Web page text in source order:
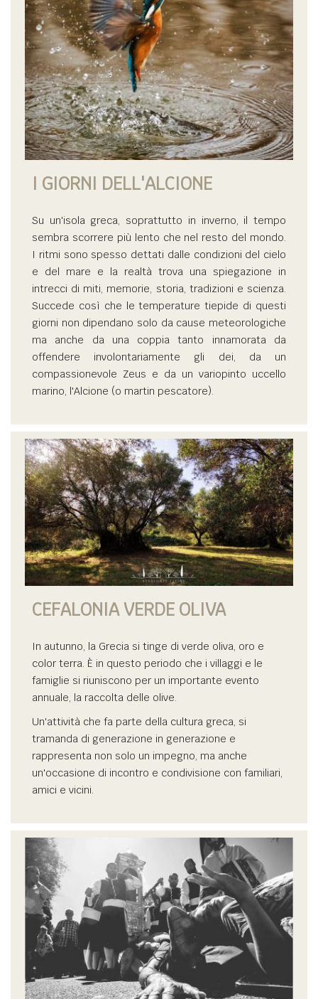
I GIORNI DELL'ALCIONE
Su un'isola greca, soprattutto in inverno, il tempo
sembra scorrere più lento che nel resto del mondo.
I ritmi sono spesso dettati dalle condizioni del cielo
e del mare e la realtà trova una spiegazione in
intrecci di miti, memorie, storia, tradizioni e scienza.
Succede così che le temperature tiepide di questi
giorni non dipendano solo da cause meteorologiche
ma anche da una coppia tanto innamorata da
offendere involontariamente gli dei, da un
compassionevole Zeus e da un variopinto uccello
marino, l'Alcione (o martin pescatore).
CEFALONIA VERDE OLIVA
In autunno, la Grecia si tinge di verde oliva, oro e
color terra. È in questo periodo che i villaggi e le
famiglie si riuniscono per un importante evento
annuale, la raccolta delle olive.
Un'attività che fa parte della cultura greca, si
tramanda di generazione in generazione e
rappresenta non solo un impegno, ma anche
un'occasione di incontro e condivisione con familiari,
amici e vicini.